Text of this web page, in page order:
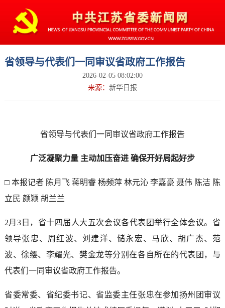
省领导与代表们一同审议省政府工作报告
2026-02-05 08:02:00
来源： 新华日报
省领导与代表们一同审议省政府工作报告
广泛凝聚力量 主动加压奋进 确保开好局起好步
□ 本报记者 陈月飞 蒋明睿 杨频萍 林元沁 李嘉豪 聂伟 陈洁 陈
立民 颜颖 胡兰兰
2月3日，省十四届人大五次会议各代表团举行全体会议。省
领导张忠、周红波、刘建洋、储永宏、马欣、胡广杰、范
波、徐缨、李耀光、樊金龙等分别在各自所在的代表团，与
代表们一同审议省政府工作报告。
省委常委、省纪委书记、省监委主任张忠在参加扬州团审议